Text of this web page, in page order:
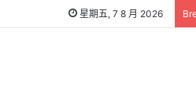
星期五, 7 8 月 2026